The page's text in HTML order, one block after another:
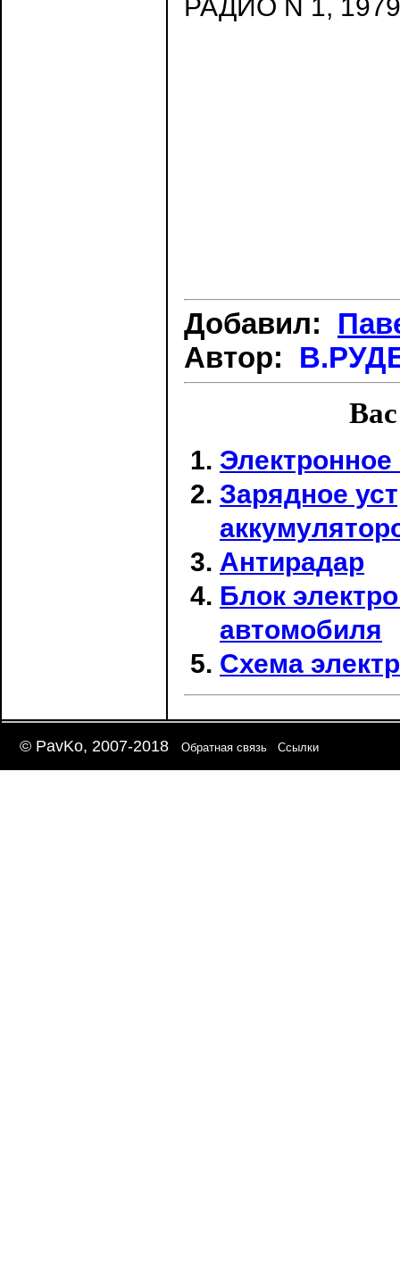
РАДИО N 1, 1979
Добавил:
Автор:
Электронное
Зарядное
Антирадар
Блок
автомобиля
Схема
© PavKo, 2007-2018 Обратная связь Ссылки